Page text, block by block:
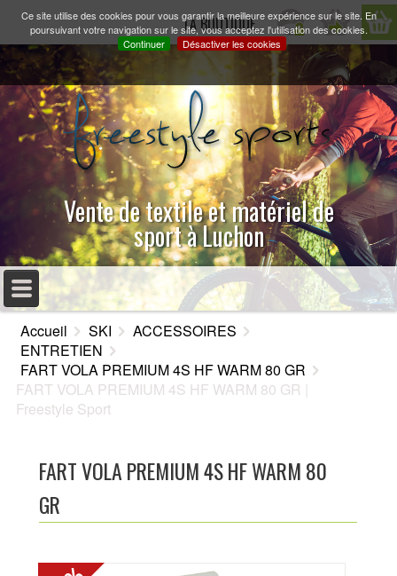
Ce site utilise des cookies pour vous garantir la meilleure expérience sur le site. En
poursuivant votre navigation sur le site, vous acceptez l'utilisation des cookies.
Continuer
Désactiver les cookies
LA BOUTIQUE
Vente de textile et matériel de
sport à Luchon
MENU PRINCIPAL
ACCUEIL
PRÉSENTATION
NOTRE CATALOGUE
Accueil SKI
ACCESSOIRES
ENTRETIEN
FART VOLA PREMIUM 4S HF WARM 80 GR
FART VOLA PREMIUM 4S HF WARM 80 GR |
Freestyle Sport
FART VOLA PREMIUM 4S HF WARM 80
GR